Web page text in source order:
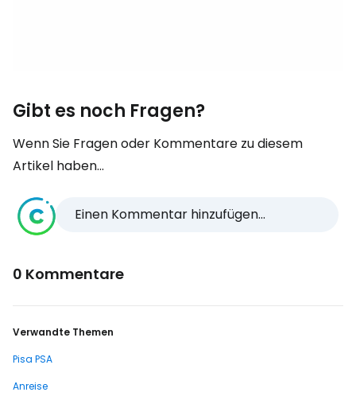
Gibt es noch Fragen?
Wenn Sie Fragen oder Kommentare zu diesem
Artikel haben...
Einen Kommentar hinzufügen...
0 Kommentare
Verwandte Themen
Pisa PSA
Anreise